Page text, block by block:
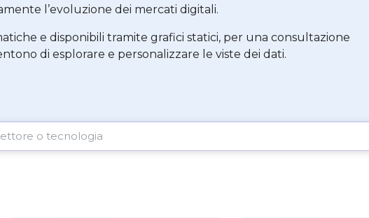
l’evoluzione dei mercati digitali.
e disponibili tramite grafici statici, per una consultazione
di esplorare e personalizzare le viste dei dati.